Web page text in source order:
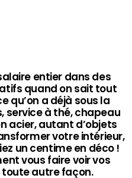
entier dans des
quand on sait tout
qu’on a déjà sous la
service à thé, chapeau
acier, autant d’objets
votre intérieur,
un centime en déco !
vous faire voir vos
toute autre façon.